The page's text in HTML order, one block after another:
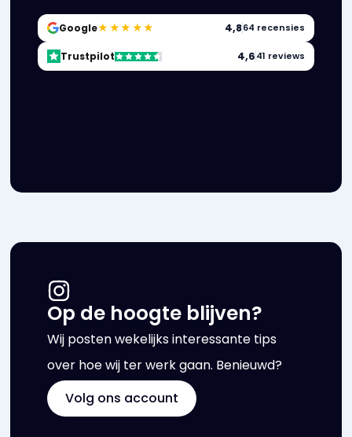
Google★★★★★ 4,864 recensies
Trustpilot 4,641 reviews
Op de hoogte blijven?
Wij posten wekelijks interessante tips
over hoe wij ter werk gaan. Benieuwd?
Volg ons account